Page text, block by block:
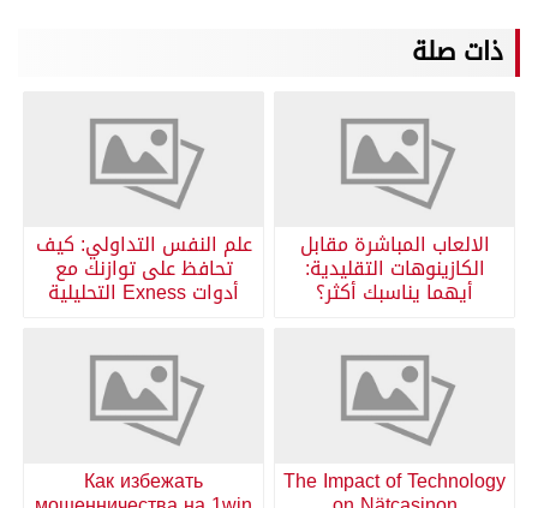
ذات صلة
الالعاب المباشرة مقابل
الكازينوهات التقليدية:
أيهما يناسبك أكثر؟
علم النفس التداولي: كيف
تحافظ على توازنك مع
أدوات Exness التحليلية
The Impact of Technology
Как избежать